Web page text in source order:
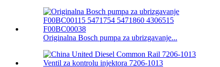
Originalna Bosch pumpa za ubrizgavanje...